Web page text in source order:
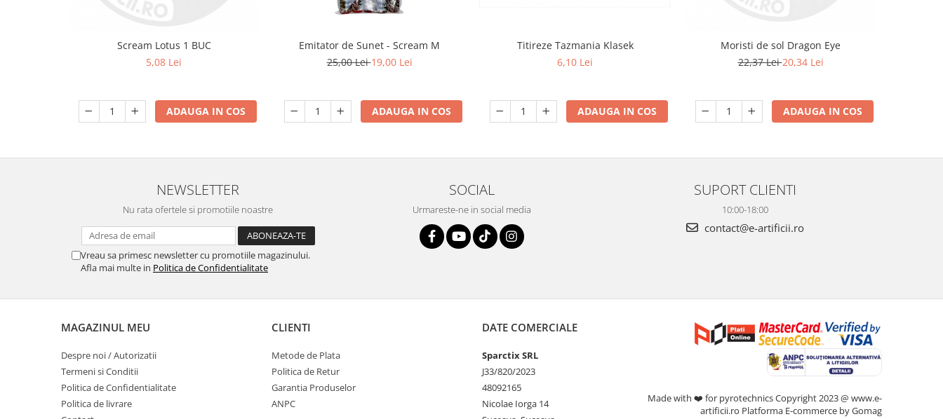
Scream Lotus 1 BUC
5,08 Lei
ADAUGA IN COS
Emitator de Sunet - Scream M
25,00 Lei19,00 Lei
ADAUGA IN COS
Titireze Tazmania Klasek
6,10 Lei
ADAUGA IN COS
Moristi de sol Dragon Eye
22,37 Lei20,34 Lei
ADAUGA IN COS
NEWSLETTER
Nu rata ofertele si promotiile noastre
Vreau sa primesc newsletter cu promotiile magazinului.
Afla mai multe in Politica de Confidentialitate
SOCIAL
Urmareste-ne in social media
SUPORT CLIENTI
10:00-18:00
contact@e-artificii.ro
MAGAZINUL MEU
Despre noi / Autorizatii
Termeni si Conditii
Politica de Confidentialitate
Politica de livrare
CLIENTI
Metode de Plata
Politica de Retur
Garantia Produselor
ANPC
DATE COMERCIALE
Sparctix SRL
J33/820/2023
48092165
Nicolae Iorga 14
Made with ❤️ for pyrotechnics Copyright 2023 @ www.e-
artificii.ro Platforma E-commerce by Gomag